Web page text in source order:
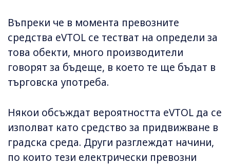
Въпреки че в момента превозните
средства eVTOL се тестват на определи за
това обекти, много производители
говорят за бъдеще, в което те ще бъдат в
търговска употреба.
Някои обсъждат вероятността eVTOL да се
изполват като средство за придвижване в
градска среда. Други разглеждат начини,
по които тези електрически превозни